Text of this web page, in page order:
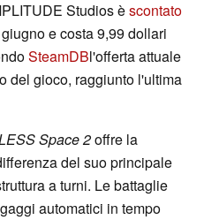
Studios èscontato
e costa 9,99 dollari
SteamDBl'offerta attuale
del gioco, raggiunto l'ultima
Space 2offre la
del suo principale
a turni. Le battaglie
automatici in tempo